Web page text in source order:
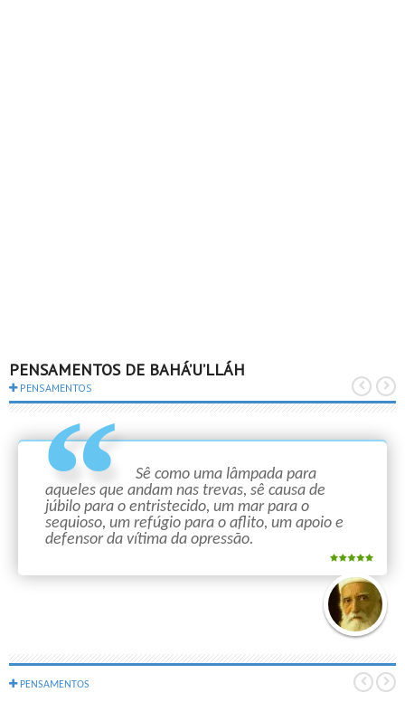
PENSAMENTOS DE BAHÁ’U’LLÁH
PENSAMENTOS
Sê como uma lâmpada para
aqueles que andam nas trevas, sê causa de
júbilo para o entristecido, um mar para o
sequioso, um refúgio para o aflito, um apoio e
defensor da vítima da opressão.
PENSAMENTOS